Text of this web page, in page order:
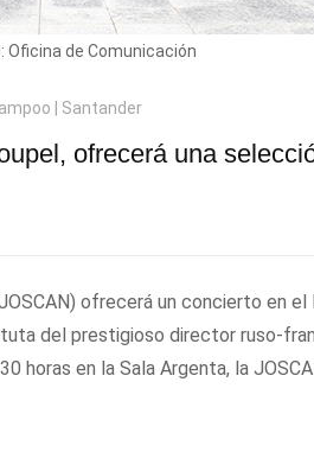
Oficina de Comunicación
| Santander
ofrecerá una
ofrecerá un concierto en
del prestigioso director ruso-
horas en la Sala Argenta, la